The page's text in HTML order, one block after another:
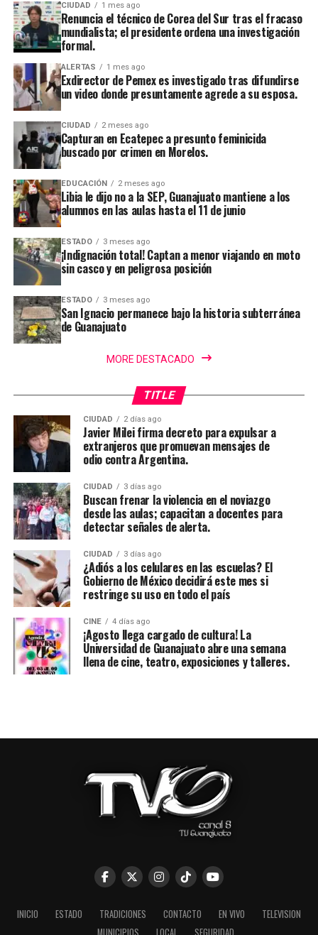
CIUDAD 1 mes ago
Renuncia el técnico de Corea del Sur tras el fracaso
mundialista; el presidente ordena una investigación
formal.
ALERTAS 1 mes ago
Exdirector de Pemex es investigado tras difundirse
un video donde presuntamente agrede a su esposa.
CIUDAD 2 meses ago
Capturan en Ecatepec a presunto feminicida
buscado por crimen en Morelos.
EDUCACIÓN 2 meses ago
Libia le dijo no a la SEP, Guanajuato mantiene a los
alumnos en las aulas hasta el 11 de junio
ESTADO 3 meses ago
¡Indignación total! Captan a menor viajando en moto
sin casco y en peligrosa posición
ESTADO 3 meses ago
San Ignacio permanece bajo la historia subterránea
de Guanajuato
MORE DESTACADO
TITLE
CIUDAD 2 días ago
Javier Milei firma decreto para expulsar a
extranjeros que promuevan mensajes de
odio contra Argentina.
CIUDAD 3 días ago
Buscan frenar la violencia en el noviazgo
desde las aulas; capacitan a docentes para
detectar señales de alerta.
CIUDAD 3 días ago
¿Adiós a los celulares en las escuelas? El
Gobierno de México decidirá este mes si
restringe su uso en todo el país
CINE 4 días ago
¡Agosto llega cargado de cultura! La
Universidad de Guanajuato abre una semana
llena de cine, teatro, exposiciones y talleres.
INICIO ESTADO TRADICIONES CONTACTO EN VIVO
TELEVISION